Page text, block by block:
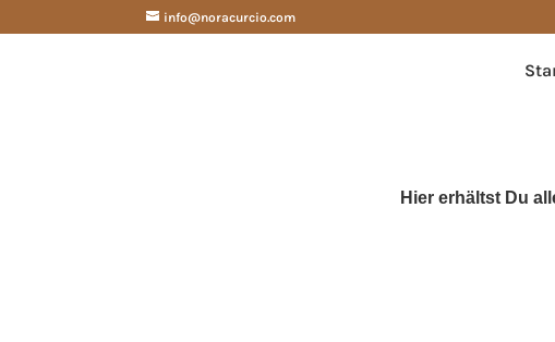
info@noracurcio.com
Hier erhältst Du